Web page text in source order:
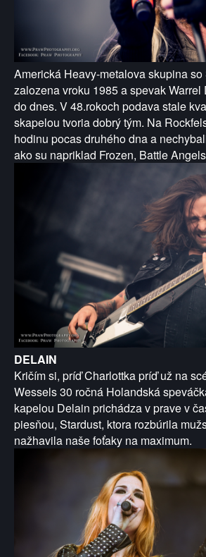
Americká Heavy-metalova skupina
zalozena vroku 1985 a spevak Warrel
do dnes. V 48.rokoch podava stale
skapelou tvoria dobrý tým. Na
hodinu pocas druhého dna a
ako su napriklad Frozen, Battle
DELAIN
Kričím si, príď Charlottka príď už na
Wessels 30 ročná Holandská
kapelou Delain prichádza v prave v
piesňou, Stardust, ktora rozbúrila
nažhavila naše foťaky na maximum.